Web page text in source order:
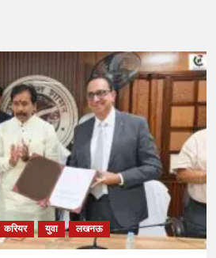
करियर युवा लखनऊ